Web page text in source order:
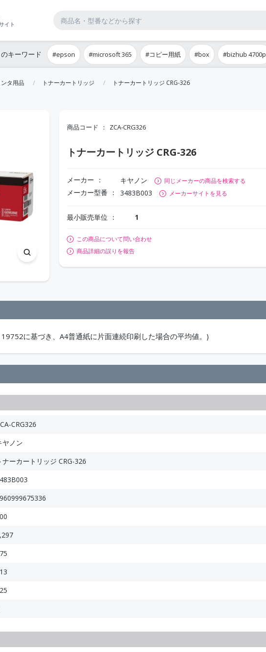
イト
キーワード #epson #microsoft 365 #コピー用紙 #box #bizhub 4700p
タ用品 トナーカートリッジ トナーカートリッジ CRG-326
商品コード ZCA-CRG326
トナーカートリッジ CRG-326
メーカー キヤノン 同じメーカーの商品を検索する
メーカー型番 3483B003 メーカーサイトを見る
最小販売単位 1
この商品について問い合わせ
商品詳細の誤りを報告
に基づき、A4普通紙に片面連続印刷した場合の平均値。)
CRG326
ヤノン
ナーカートリッジ CRG-326